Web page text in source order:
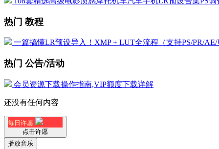
热门 教程
一篇搞懂LR预设导入！XMP + LUT全流程（支持PS/PR/AE/
热门 公告/活动
会员资源下载操作指南,VIP额度下载详解
还没有任何内容
每日许愿
点击许愿
播放音乐